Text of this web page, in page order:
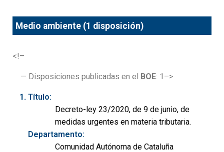
Medio ambiente (1 disposición)
<!–
— Disposiciones publicadas en el BOE: 1–>
Título:
Decreto-ley 23/2020, de 9 de junio, de
medidas urgentes en materia tributaria.
Departamento:
Comunidad Autónoma de Cataluña